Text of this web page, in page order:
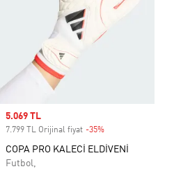
Sale price
5.069 TL
7.799 TL Orijinal fiyat -35%
COPA PRO KALECİ ELDİVENİ
Futbol,